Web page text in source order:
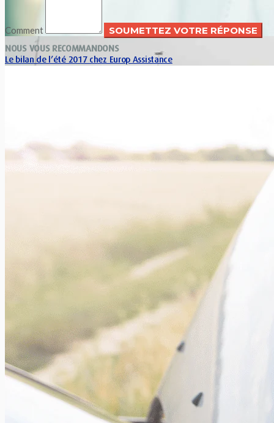
Le bilan de l’été 2017 chez Europ Assistance
Comment
NOUS VOUS RECOMMANDONS